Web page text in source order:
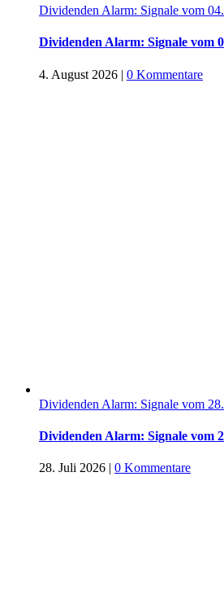
Dividenden Alarm: Signale vom
Dividenden Alarm: Signale vom
4. August 2026 | 0 Kommentare
Dividenden Alarm: Signale vom
Dividenden Alarm: Signale vom
28. Juli 2026 | 0 Kommentare